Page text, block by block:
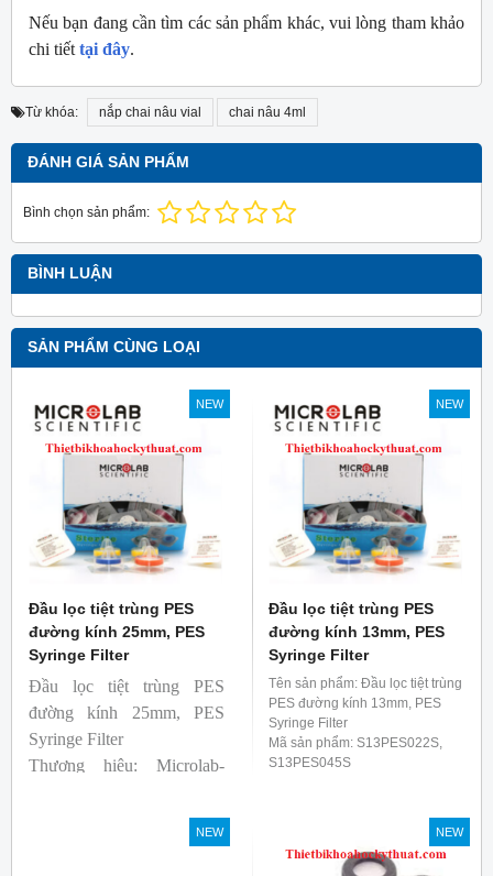
Nếu bạn đang cần tìm các sản phẩm khác, vui lòng tham khảo
chi tiết tại đây.
Từ khóa: nắp chai nâu vial chai nâu 4ml
ĐÁNH GIÁ SẢN PHẨM
Bình chọn sản phẩm:
BÌNH LUẬN
SẢN PHẨM CÙNG LOẠI
NEW
Đầu lọc tiệt trùng PES
đường kính 25mm, PES
Syringe Filter
Đầu lọc tiệt trùng PES
đường kính 25mm, PES
Syringe Filter
Thương hiệu: Microlab-
NEW
Đầu lọc tiệt trùng PES
đường kính 13mm, PES
Syringe Filter
Tên sản phẩm: Đầu lọc tiệt trùng
PES đường kính 13mm, PES
Syringe Filter
Mã sản phẩm: S13PES022S,
S13PES045S
Thương hiệu: Microlab-
NEW NEW